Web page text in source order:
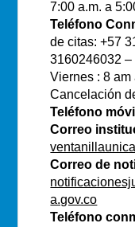
7:00 a.m. a
Teléfono
de citas: +57
3160246032
Viernes : 8 am
Cancelación
Teléfono móvil
Correo
Correo de
a.gov.co
Teléfono